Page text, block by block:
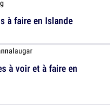
à faire en Islande
à voir et à faire en